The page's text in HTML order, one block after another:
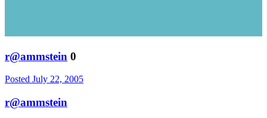
r@ammstein 0
Posted July 22, 2005
r@ammstein